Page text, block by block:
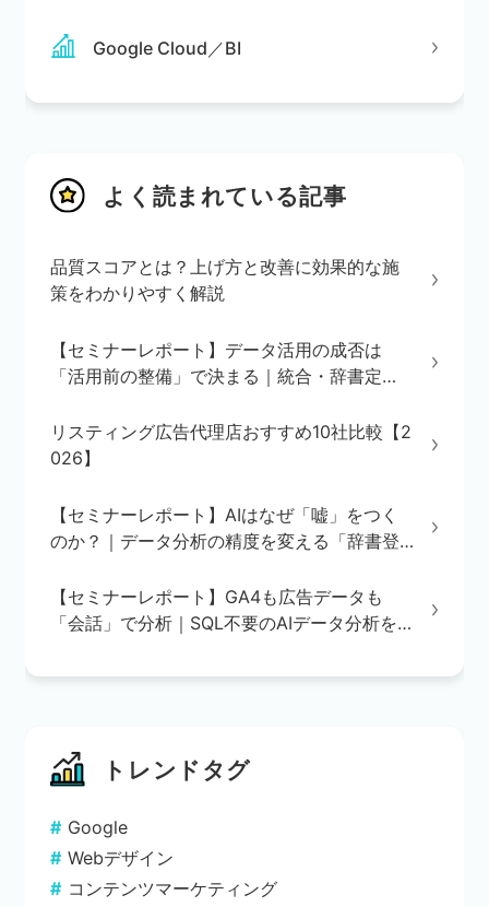
Google Cloud／BI
よく読まれている記事
品質スコアとは？上げ方と改善に効果的な施
策をわかりやすく解説
【セミナーレポート】データ活用の成否は
「活用前の整備」で決まる｜統合・辞書定
リスティング広告代理店おすすめ10社比較【2
026】
【セミナーレポート】AIはなぜ「嘘」をつく
のか？｜データ分析の精度を変える「辞書登
【セミナーレポート】GA4も広告データも
「会話」で分析｜SQL不要のAIデータ分析を
トレンドタグ
Google
Webデザイン
コンテンツマーケティング